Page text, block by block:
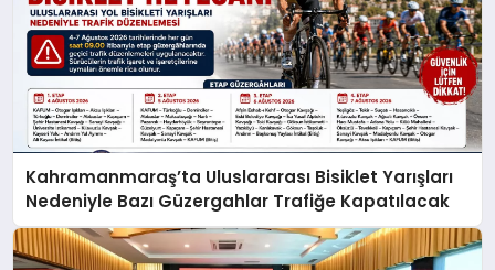
Kahramanmaraş’ta Uluslararası Bisiklet Yarışları
Nedeniyle Bazı Güzergahlar Trafiğe Kapatılacak